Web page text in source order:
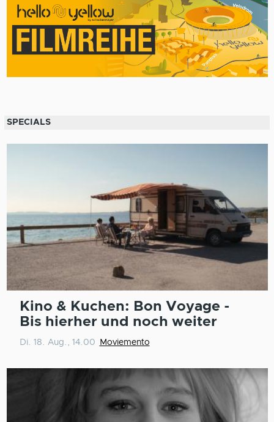
SPECIALS
Kino & Kuchen: Bon Voyage -
Bis hierher und noch weiter
Di. 18. Aug., 14.00 Moviemento